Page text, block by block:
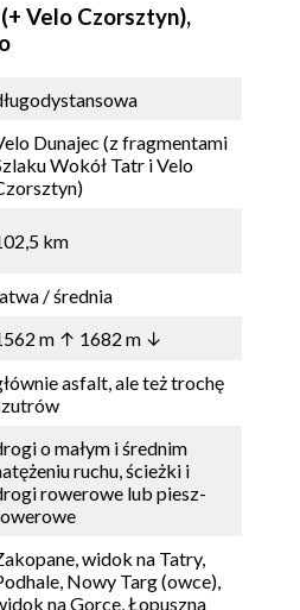
Velo Czorsztyn),
Dunajec (z fragmentami
Wokół Tatr i Velo
km
/ średnia
m ↑ 1682 m ↓
asfalt, ale też trochę
o małym i średnim
ruchu, ścieżki i
rowerowe lub piesz-
widok na Tatry,
Nowy Targ (owce),
na Gorce, Łopuszna